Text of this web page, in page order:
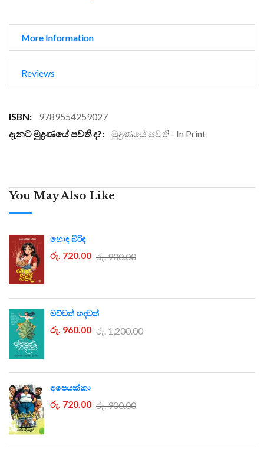
More Information
Reviews
More
Information
9789554259027
මුද්‍රණයේ පවති - In Print
You May Also Like
හොඳ බිරිඳ
රු. 720.00 රු. 900.00
මව්වත් හදවත්
රු. 960.00 රු. 1,200.00
අපෙයක්කා
රු. 720.00 රු. 900.00